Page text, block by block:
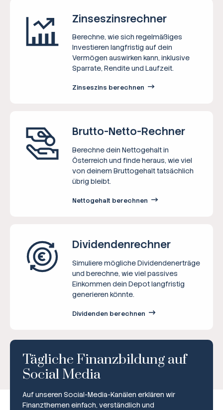
Zinseszins­rechner
Berechne, wie sich regelmäßiges
Investieren langfristig auf dein
Vermögen auswirken kann, inklusive
Sparrate, Rendite und Laufzeit.
Zinseszins berechnen
Brutto-Netto-­Rechner
Berechne dein Nettogehalt in
Österreich und finde heraus, wie viel
von deinem Bruttogehalt tatsächlich
übrig bleibt.
Nettogehalt berechnen
Dividenden­rechner
Simuliere mögliche Dividendenerträge
und berechne, wie viel passives
Einkommen dein Depot langfristig
generieren könnte.
Dividenden berechnen
Tägliche Finanzbildung auf
Social Media
Auf unseren Social-Media-Kanälen erklären wir
Finanzthemen einfach, verständlich und